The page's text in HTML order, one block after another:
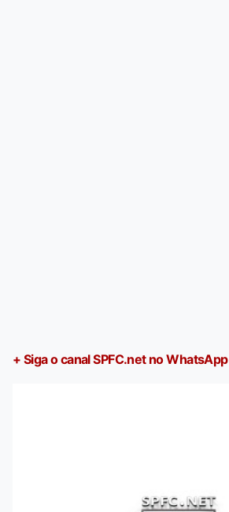
+ Siga o canal SPFC.net no WhatsApp